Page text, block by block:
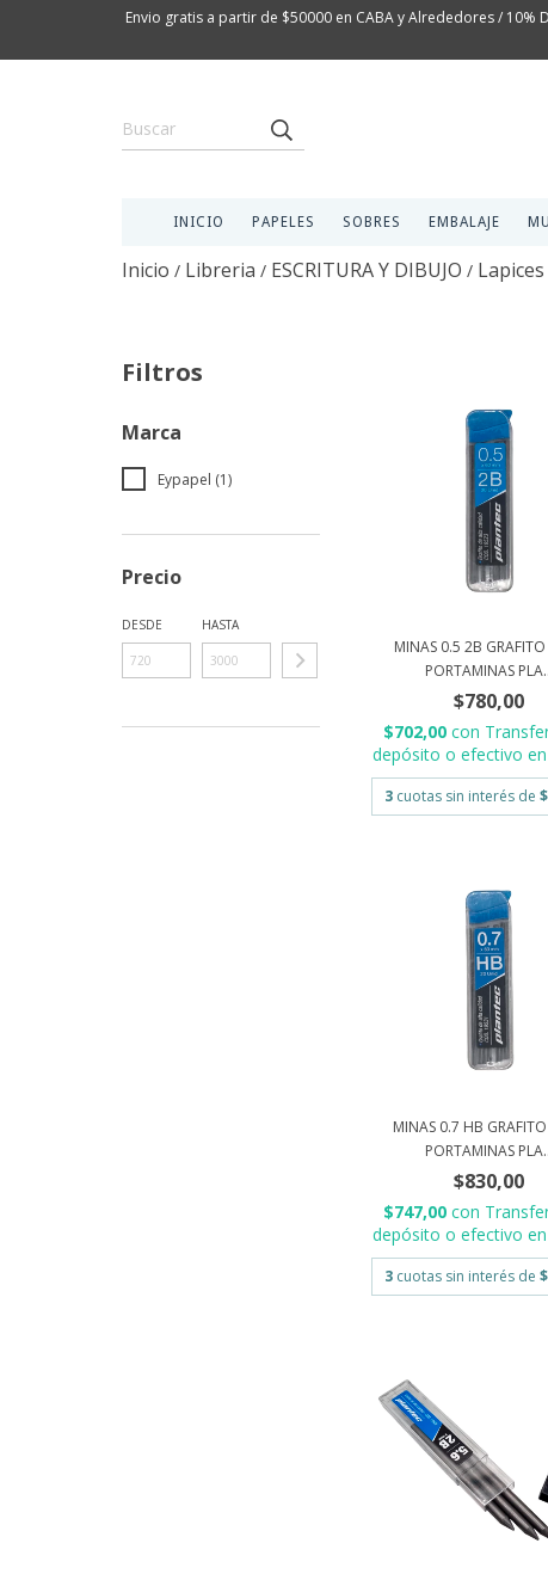
Envio gratis a partir de $50000 en CABA y Alrededores / 10%
INICIO PAPELES SOBRES EMBALAJE
Inicio / Libreria / ESCRITURA Y DIBUJO /
Filtros
Marca
Eypapel (1)
Precio
DESDE HASTA
MINAS 0.5 2B
PORTAMINAS
$780,00
$702,00 con
depósito o efectivo
3 cuotas sin interés de
MINAS 0.7 HB
PORTAMINAS
$830,00
$747,00 con
depósito o efectivo
3 cuotas sin interés de